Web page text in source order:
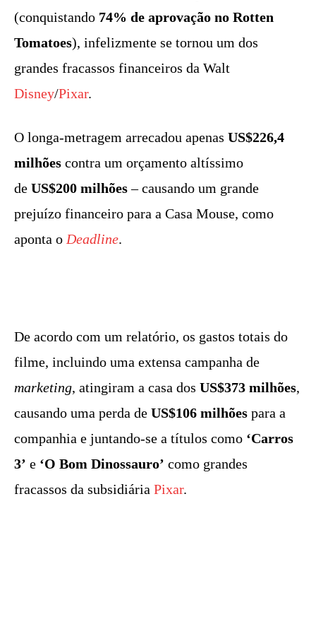
(conquistando 74% de aprovação no Rotten
Tomatoes), infelizmente se tornou um dos
grandes fracassos financeiros da Walt
Disney/Pixar.
O longa-metragem arrecadou apenas US$226,4
milhões contra um orçamento altíssimo
de US$200 milhões– causando um grande
prejuízo financeiro para a Casa Mouse, como
aponta o Deadline.
De acordo com um relatório, os gastos totais do
filme, incluindo uma extensa campanha de
marketing, atingiram a casa dos US$373 milhões,
causando uma perda de US$106 milhões para a
companhia e juntando-se a títulos como ‘Carros
3’ e ‘O Bom Dinossauro’ como grandes
fracassos da subsidiária Pixar.